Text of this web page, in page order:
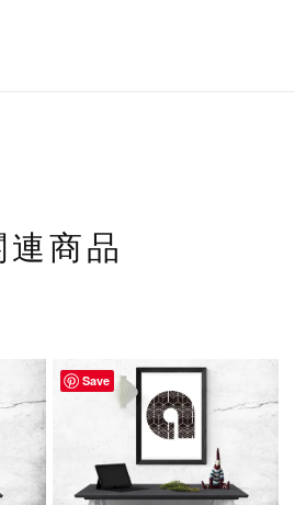
連商品
Save